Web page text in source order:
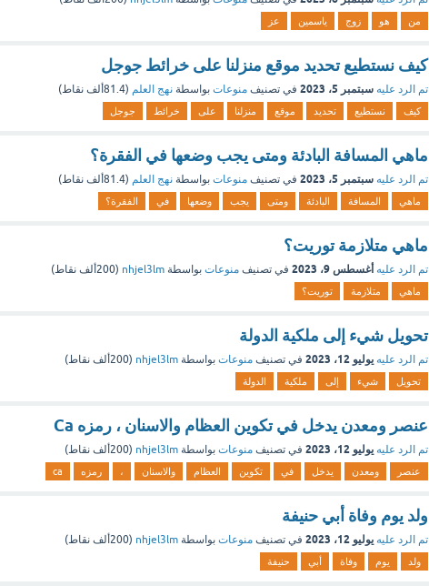
من هو زوج ياسمين عز
كيف نستطيع تحديد موقع منزلنا على خرائط جوجل
تم الرد عليه سبتمبر 5، 2023 في تصنيف منوعات بواسطة نهج العلم (81.4ألف نقاط)
كيف نستطيع تحديد موقع منزلنا على خرائط جوجل
ماهي المسافة البادئة ومتى يجب وضعها في الفقرة؟
تم الرد عليه سبتمبر 5، 2023 في تصنيف منوعات بواسطة نهج العلم (81.4ألف نقاط)
ماهي المسافة البادئة ومتى يجب وضعها في الفقرة؟
ماهي متلازمة توريت؟
تم الرد عليه أغسطس 9، 2023 في تصنيف منوعات بواسطة nhjel3lm
(200ألف نقاط)
ماهي متلازمة توريت؟
تحويل شيء إلى ملكية الدولة
تم الرد عليه يوليو 12، 2023 في تصنيف منوعات بواسطة nhjel3lm
(200ألف نقاط)
تحويل شيء إلى ملكية الدولة
عنصر ومعدن يدخل في تكوين العظام والاسنان ، رمزه Ca
تم الرد عليه يوليو 12، 2023 في تصنيف منوعات بواسطة nhjel3lm
(200ألف نقاط)
عنصر ومعدن يدخل في تكوين العظام والاسنان ، رمزه ca
ولد يوم وفاة أبي حنيفة
تم الرد عليه يوليو 12، 2023 في تصنيف منوعات بواسطة nhjel3lm
(200ألف نقاط)
ولد يوم وفاة أبي حنيفة